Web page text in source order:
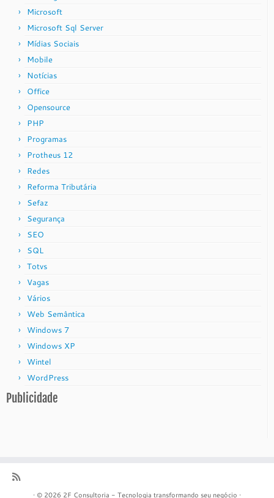
Microsoft
Microsoft Sql Server
Mídias Sociais
Mobile
Notícias
Office
Opensource
PHP
Programas
Protheus 12
Redes
Reforma Tributária
Sefaz
Segurança
SEO
SQL
Totvs
Vagas
Vários
Web Semântica
Windows 7
Windows XP
Wintel
WordPress
Publicidade
· © 2026 2F Consultoria - Tecnologia transformando seu negócio ·